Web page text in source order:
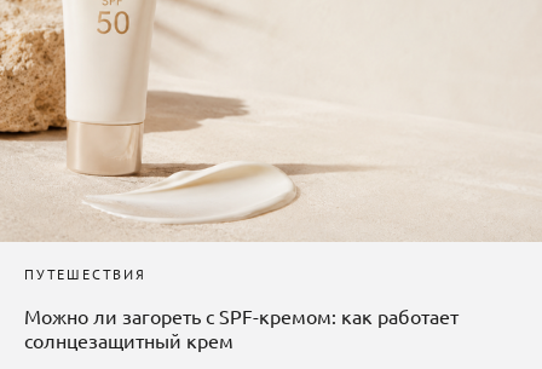
ПУТЕШЕСТВИЯ
Можно ли загореть с SPF-кремом: как работает
солнцезащитный крем